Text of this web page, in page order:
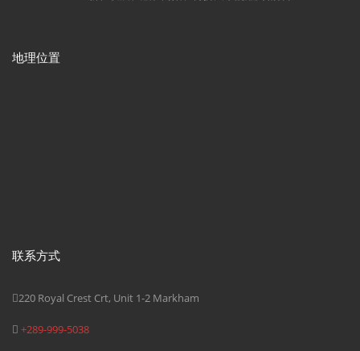
地理位置
联系方式
220 Royal Crest Crt, Unit 1-2 Markham
+289-999-5038